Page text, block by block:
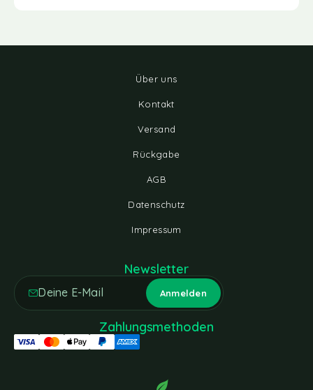
Über uns
Kontakt
Versand
Rückgabe
AGB
Datenschutz
Impressum
Newsletter
Zahlungsmethoden